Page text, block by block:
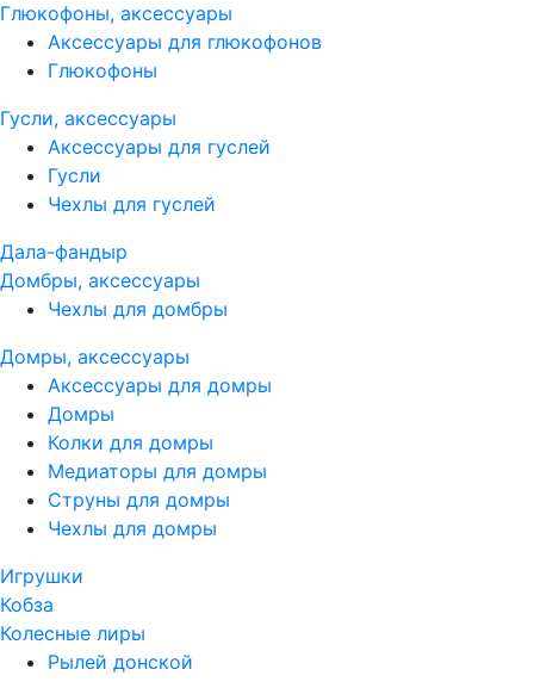
Глюкофоны, аксессуары
Аксессуары для глюкофонов
Глюкофоны
Гусли, аксессуары
Аксессуары для гуслей
Гусли
Чехлы для гуслей
Дала-фандыр
Домбры, аксессуары
Чехлы для домбры
Домры, аксессуары
Аксессуары для домры
Домры
Колки для домры
Медиаторы для домры
Струны для домры
Чехлы для домры
Игрушки
Кобза
Колесные лиры
Рылей донской